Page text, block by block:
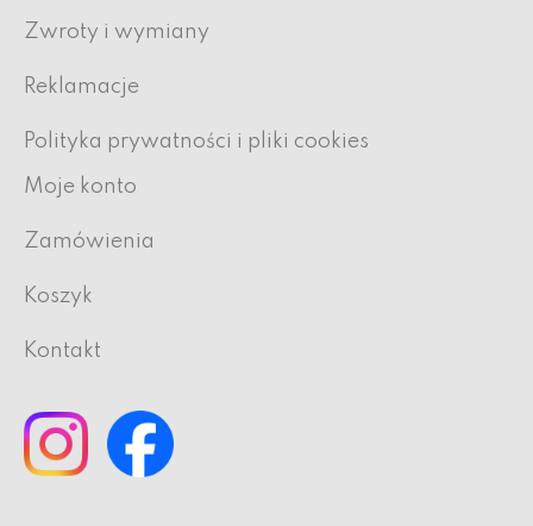
Zwroty i wymiany
Reklamacje
Polityka prywatności i pliki cookies
Moje konto
Zamówienia
Koszyk
Kontakt